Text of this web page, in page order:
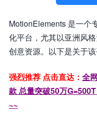
MotionElements 是一个
化平台，尤其以亚洲风
创意资源。以下是关于
强烈推荐 点击直达： 全
款 总量突破50万
~~